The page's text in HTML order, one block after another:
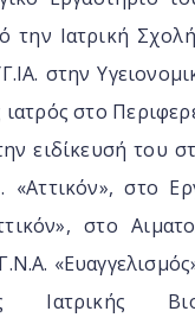
την Ιατρική
στην
στο
ειδίκευσή του
στο
στο